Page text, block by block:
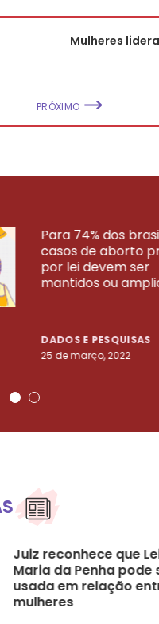
Mulheres
PRÓXIMO
Para 74% dos
casos de aborto
por lei devem ser
mantidos ou
DADOS E PESQUISAS
25 de março, 2022
Juiz reconhece que
Maria da Penha pode
usada em relação
mulheres